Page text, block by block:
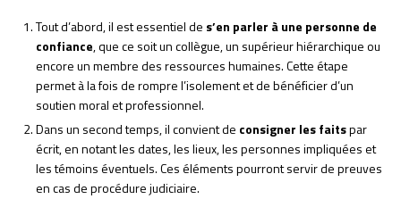
Tout d’abord, il est essentiel de s’en parler à une personne de
confiance, que ce soit un collègue, un supérieur hiérarchique ou
encore un membre des ressources humaines. Cette étape
permet à la fois de rompre l’isolement et de bénéficier d’un
soutien moral et professionnel.
Dans un second temps, il convient de consigner les faitspar
écrit, en notant les dates, les lieux, les personnes impliquées et
les témoins éventuels. Ces éléments pourront servir de preuves
en cas de procédure judiciaire.